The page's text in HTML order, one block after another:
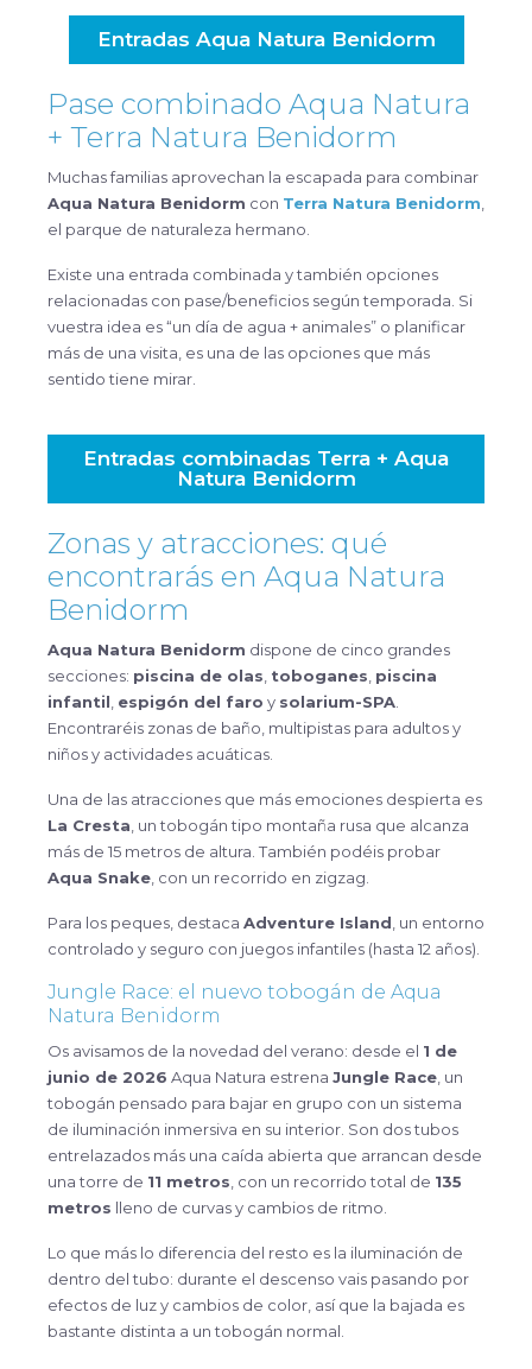
Entradas Aqua Natura Benidorm
Pase combinado Aqua Natura
+ Terra Natura Benidorm
Muchas familias aprovechan la escapada para combinar
Aqua Natura Benidorm con Terra Natura Benidorm
el parque de naturaleza hermano.
Existe una entrada combinada y también opciones
relacionadas con pase/beneficios según temporada. Si
vuestra idea es “un día de agua + animales” o planificar
más de una visita, es una de las opciones que más
sentido tiene mirar.
Entradas combinadas Terra + Aqua
Natura Benidorm
Zonas y atracciones: qué
encontrarás en Aqua Natura
Benidorm
Aqua Natura Benidorm dispone de cinco grandes
secciones: piscina de olas toboganes piscina
infantil espigón del faro y solarium-SPA
Encontraréis zonas de baño, multipistas para adultos y
niños y actividades acuáticas.
Una de las atracciones que más emociones despierta es
La Cresta , un tobogán tipo montaña rusa que alcanza
más de 15 metros de altura. También podéis probar
Aqua Snake , con un recorrido en zigzag.
Para los peques, destaca Adventure Island , un entorno
controlado y seguro con juegos infantiles (hasta 12 años).
Jungle Race: el nuevo tobogán de Aqua
Natura Benidorm
Os avisamos de la novedad del verano: desde el 1 de
junio de 2026 Aqua Natura estrena Jungle Race , un
tobogán pensado para bajar en grupo con un sistema
de iluminación inmersiva en su interior. Son dos tubos
entrelazados más una caída abierta que arrancan desde
una torre de 11 metros , con un recorrido total de 135
metros lleno de curvas y cambios de ritmo.
Lo que más lo diferencia del resto es la iluminación de
dentro del tubo: durante el descenso vais pasando por
efectos de luz y cambios de color, así que la bajada es
bastante distinta a un tobogán normal.